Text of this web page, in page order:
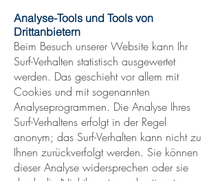
Analyse-Tools und Tools von
Drittanbietern
Beim Besuch unserer Website kann Ihr
Surf-Verhalten statistisch ausgewertet
werden. Das geschieht vor allem mit
Cookies und mit sogenannten
Analyseprogrammen. Die Analyse Ihres
Surf-Verhaltens erfolgt in der Regel
anonym; das Surf-Verhalten kann nicht zu
Ihnen zurückverfolgt werden. Sie können
dieser Analyse widersprechen oder sie